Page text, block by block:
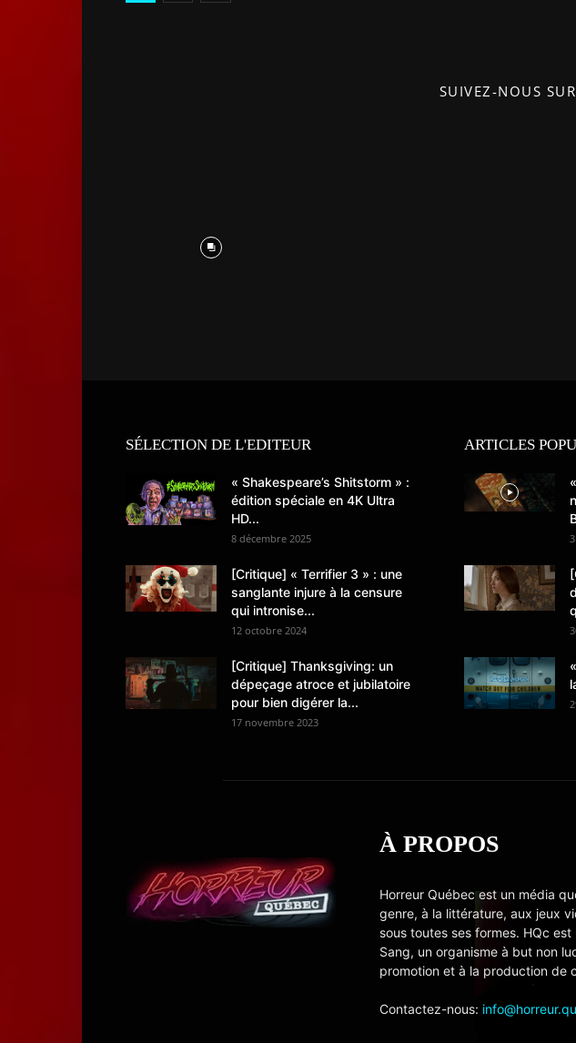
SUIVEZ-NOUS
SÉLECTION DE L'EDITEUR
« Shakespeare’s Shitstorm » :
édition spéciale en 4K Ultra
HD...
8 décembre 2025
[Critique] « Terrifier 3 » : une
sanglante injure à la censure
qui intronise...
12 octobre 2024
[Critique] Thanksgiving: un
dépeçage atroce et jubilatoire
pour bien digérer la...
17 novembre 2023
ARTICLES
À PROPOS
Horreur Québec est un média
genre, à la littérature, aux jeux
sous toutes ses formes. HQc
Sang, un organisme à but non
promotion et à la production de
Contactez-nous: